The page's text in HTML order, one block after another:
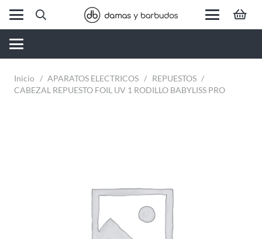
Inicio / APARATOS ELECTRICOS / REPUESTOS /
CABEZAL REPUESTO FOIL UV 1 RODILLO BABYLISS PRO